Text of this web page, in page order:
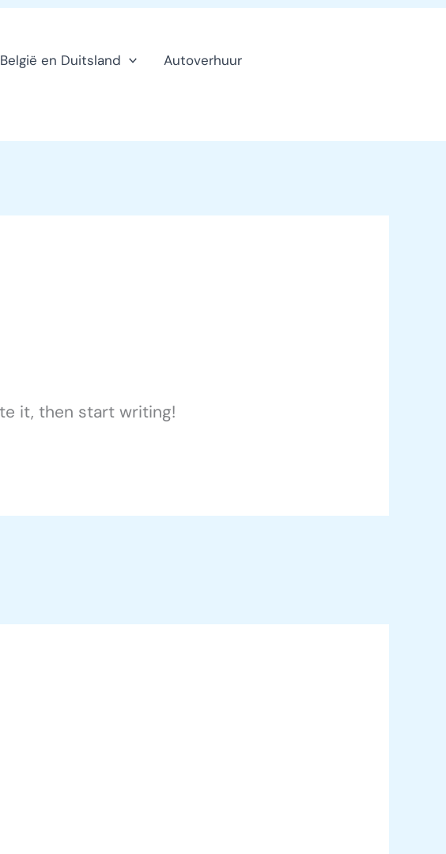
en Duitsland
Autoverhuur
it, then start writing!